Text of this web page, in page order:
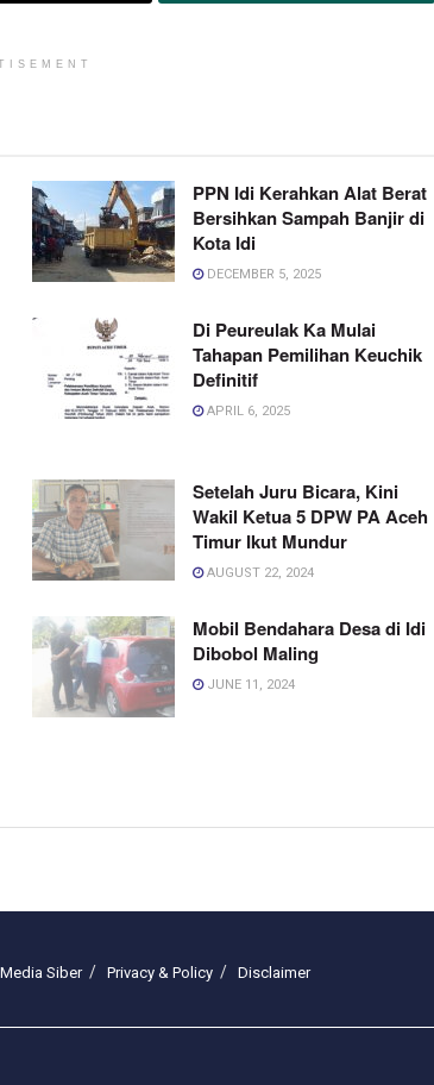
PPN Idi Kerahkan Alat Berat
Bersihkan Sampah Banjir di
Kota Idi
DECEMBER 5, 2025
Di Peureulak Ka Mulai
Tahapan Pemilihan Keuchik
Definitif
APRIL 6, 2025
Setelah Juru Bicara, Kini
Wakil Ketua 5 DPW PA Aceh
Timur Ikut Mundur
AUGUST 22, 2024
Mobil Bendahara Desa di Idi
Dibobol Maling
JUNE 11, 2024
Siber Privacy & Policy Disclaimer